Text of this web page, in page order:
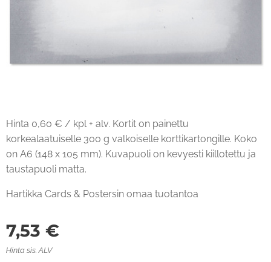
Hinta 0,60 € / kpl + alv. Kortit on painettu
korkealaatuiselle 300 g valkoiselle korttikartongille. Koko
on A6 (148 x 105 mm). Kuvapuoli on kevyesti kiillotettu ja
taustapuoli matta.
Hartikka Cards & Postersin omaa tuotantoa
7,53 €
Hinta sis. ALV